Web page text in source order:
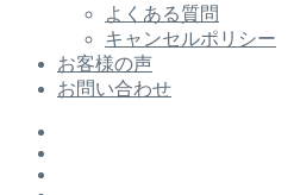
よくある質問
キャンセルポリシー
お客様の声
お問い合わせ